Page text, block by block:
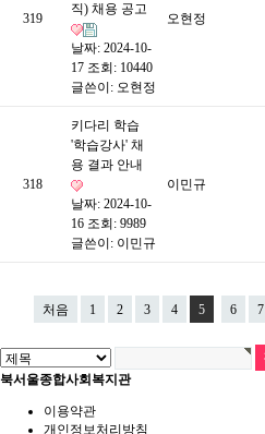
319
직) 채용 공고
날짜: 2024-10-
17 조회: 10440
글쓴이: 오현정
오현정
318
키다리 학습
'학습강사' 채
용 결과 안내
날짜: 2024-10-
16 조회: 9989
글쓴이: 이민규
이민규
처음 1 2 3 4 5 6 7
북서울종합사회복지관
이용약관
개인정보처리방침